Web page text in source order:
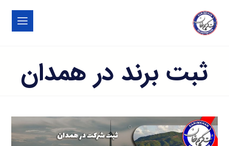
ثبت برند در همدان